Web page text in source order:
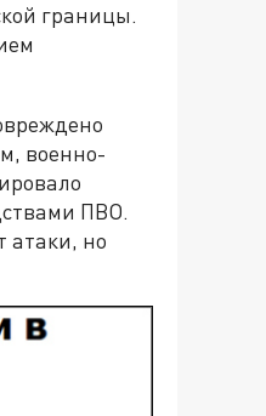
границы.
военно-
ПВО.
атаки, но